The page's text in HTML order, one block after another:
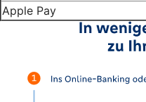
Apple Pay